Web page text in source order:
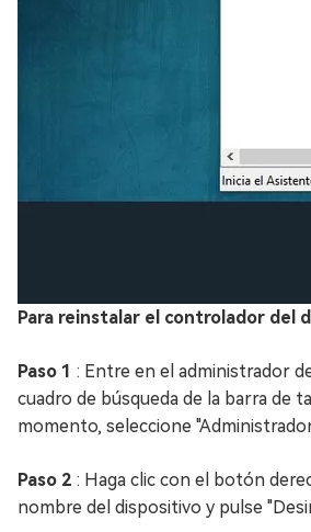
Para reinstalar el controlador del
Paso 1 : Entre en el administrador
cuadro de búsqueda de la barra de
momento, seleccione
Paso 2 : Haga clic con el botón
nombre del dispositivo y pulse